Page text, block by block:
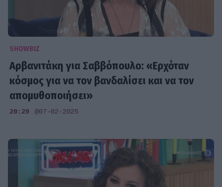
SHOWBIZ
Αρβανιτάκη για Σαββόπουλο: «Ερχόταν
κόσμος για να τον βανδαλίσει και να τον
απομυθοποιήσει»
20:29 @07-02-2025